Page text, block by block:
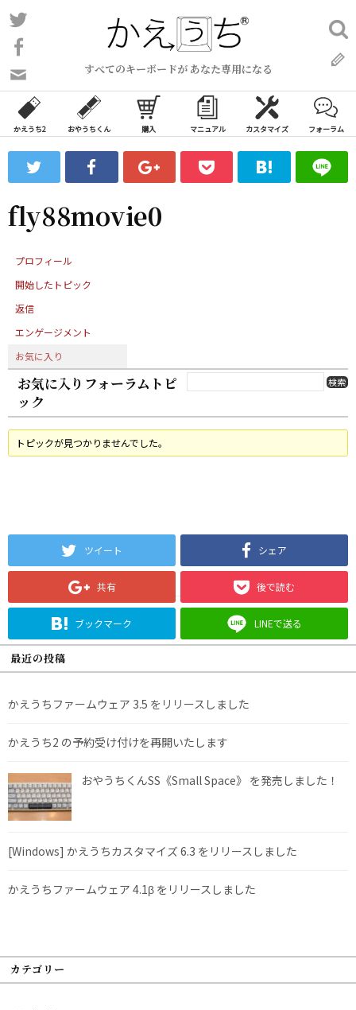
コ
ン
ン
ツ
ス
ッ
プ
すべてのキーボードが あなた専用になる
い
合
わ
フ
ォ
ム
検
索:
かえうち2 おやうちくん 購入 マニュアル カスタマイズ フォーラム
fly88movie0
プロフィール
開始したトピック
返信
エンゲージメント
お気に入り
お気に入りフォーラムトピ
ック
トピックが見つかりませんでした。
ツイート シェア
共有 後で読む
ブックマーク LINEで送る
最近の投稿
かえうちファームウェア 3.5 をリリースしました
かえうち2 の予約受け付けを再開いたします
おやうちくんSS《Small Space》 を発売しました！
[Windows] かえうちカスタマイズ 6.3 をリリースしました
かえうちファームウェア 4.1β をリリースしました
カテゴリー